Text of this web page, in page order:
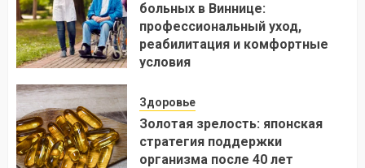
больных в Виннице:
профессиональный уход,
реабилитация и комфортные
условия
Здоровье
Золотая зрелость: японская
стратегия поддержки
организма после 40 лет